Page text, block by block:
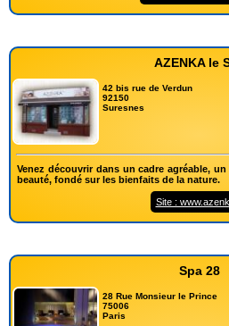
AZENKA le
42 bis rue de Verdun
92150
Suresnes
Venez découvrir dans un cadre agréable,
beauté, fondé sur les bienfaits de la nature.
Site :
Spa 28
28 Rue Monsieur le Prince
75006
Paris